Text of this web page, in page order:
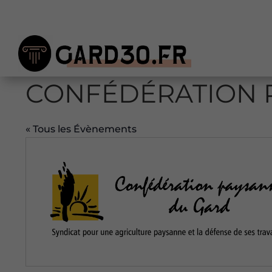
CONFÉDÉRATION
« Tous les Évènements